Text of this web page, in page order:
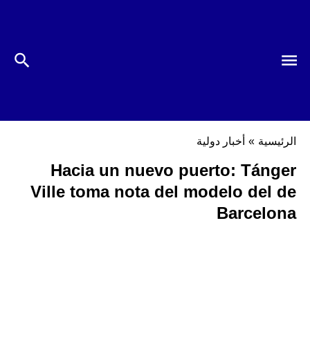
الرئيسية » أخبار دولية
Hacia un nuevo puerto: Tánger
Ville toma nota del modelo del de
Barcelona